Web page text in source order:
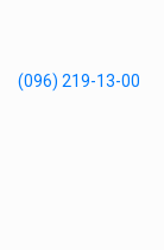
(096) 219-13-00